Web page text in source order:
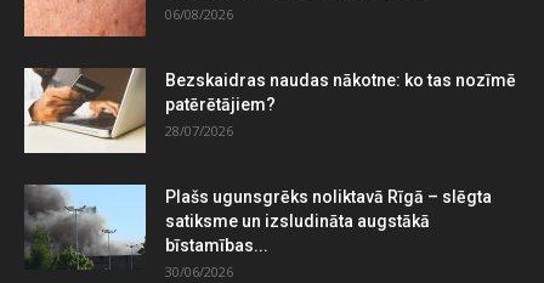
06/08/2026
Bezskaidras naudas nākotne: ko tas nozīmē
patērētājiem?
28/07/2026
Plašs ugunsgrēks noliktavā Rīgā – slēgta
satiksme un izsludināta augstākā
bīstamības...
30/06/2026